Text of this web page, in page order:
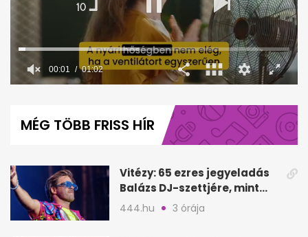
minute,
00:02 01:02
MÉG TÖBB FRISS HÍR
Vitézy: 65 ezres jegyeladás
Balázs DJ-szettjére, mint
Puskás teltház metró nélkül
444.hu 3 órája